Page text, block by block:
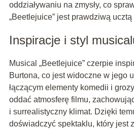
oddziaływaniu na zmysły, co
„Beetlejuice” jest prawdziwą ucztą
Inspiracje i styl
Musical „Beetlejuice” czerpie
Burtona, co jest widoczne w jego
łączącym elementy komedii i
oddać atmosferę filmu,
i surrealistyczny klimat. Dzięki
doświadczyć spektaklu, który jest